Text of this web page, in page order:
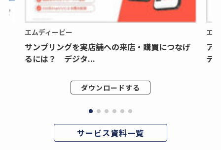
エムディーピー
サンプリングを実店舗への来店・購買につなげ
るには？ デジタ...
ダウンロードする
エ
ア
デ
サービス資料一覧